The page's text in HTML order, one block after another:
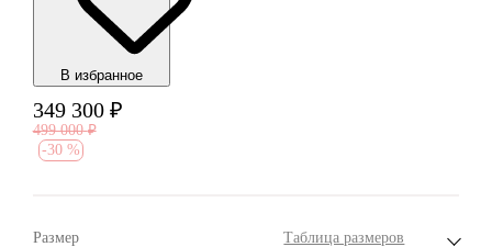
В избранноe
349 300 ₽
499 000 ₽
-30 %
Размер Таблица размеров